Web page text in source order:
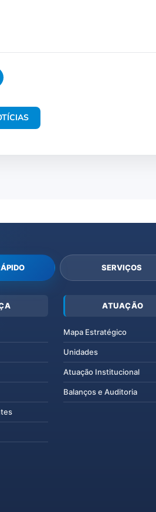
SERVIÇOS
ATUAÇÃO
Mapa Estratégico
Unidades
Atuação Institucional
Balanços e Auditoria